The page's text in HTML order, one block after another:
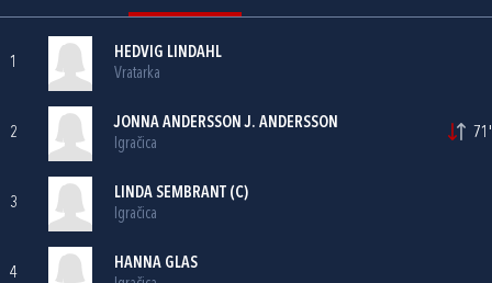
1
HEDVIG LINDAHL
Vratarka
2
JONNA ANDERSSON J. ANDERSSON
Igračica
71'
3
LINDA SEMBRANT (C)
Igračica
4
HANNA GLAS